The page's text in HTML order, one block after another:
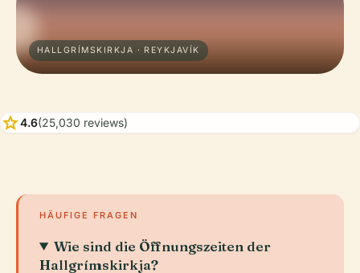
HALLGRÍMSKIRKJA · REYKJAVÍK
star4.6(25,030 reviews)
HÄUFIGE FRAGEN
Wie sind die Öffnungszeiten der
Hallgrímskirkja?